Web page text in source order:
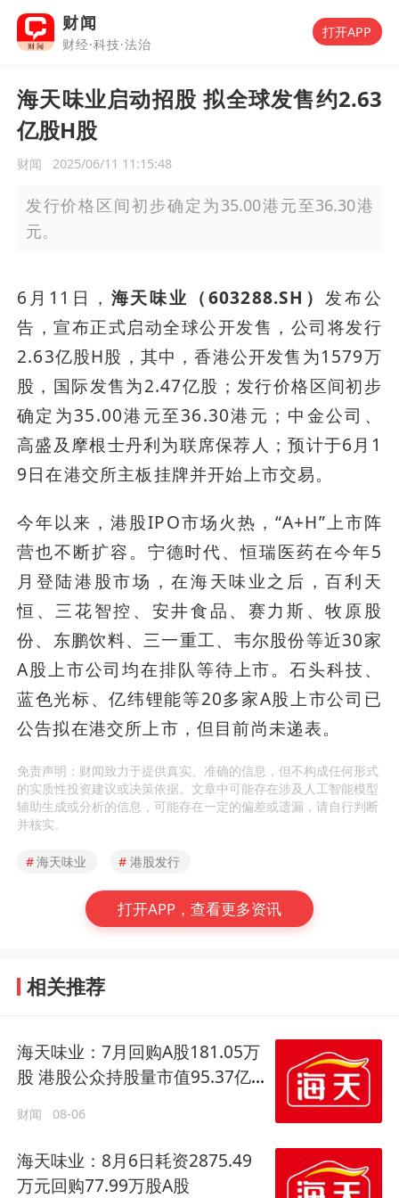
财闻
财经·科技·法治
打开APP
海天味业启动招股 拟全球发售约2.63
亿股H股
财闻 2025/06/11 11:15:48
发行价格区间初步确定为35.00港元至36.30港
元。
6月11日， 海天味业（603288.SH） 发布公
告，宣布正式启动全球公开发售，公司将发行
2.63亿股H股，其中，香港公开发售为1579万
股，国际发售为2.47亿股；发行价格区间初步
确定为35.00港元至36.30港元；中金公司、
高盛及摩根士丹利为联席保荐人；预计于6月1
9日在港交所主板挂牌并开始上市交易。
今年以来，港股IPO市场火热，“A+H”上市阵
营也不断扩容。宁德时代、恒瑞医药在今年5
月登陆港股市场，在海天味业之后，百利天
恒、三花智控、安井食品、赛力斯、牧原股
份、东鹏饮料、三一重工、韦尔股份等近30家
A股上市公司均在排队等待上市。石头科技、
蓝色光标、亿纬锂能等20多家A股上市公司已
公告拟在港交所上市，但目前尚未递表。
免责声明：财闻致力于提供真实、准确的信息，但不构成任何形式
的实质性投资建议或决策依据。文章中可能存在涉及人工智能模型
辅助生成或分析的信息，可能存在一定的偏差或遗漏，请自行判断
并核实。
#海天味业 # 港股发行
打开APP，查看更多资讯
相关推荐
海天味业：7月回购A股181.05万
股 港股公众持股量市值95.37亿
财闻 08-06
海天味业：8月6日耗资2875.49
万元回购77.99万股A股